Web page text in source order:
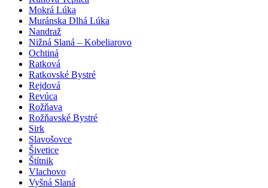
Mokrá Lúka
Muránska Dlhá Lúka
Nandraž
Nižná Slaná – Kobeliarovo
Ochtiná
Ratková
Ratkovské Bystré
Rejdová
Revúca
Rožňava
Rožňavské Bystré
Sirk
Slavošovce
Šivetice
Štítnik
Vlachovo
Vyšná Slaná